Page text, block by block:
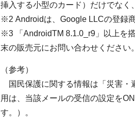
挿入する小型のカード）だけでなく
※2 Androidは、Google LLCの登録商
※3 「AndroidTM 8.1.0_r9」以上を
末の販売元にお問い合わせください。
（参考）
国民保護に関する情報は「災害・
用は、当該メールの受信の設定を
す。）。